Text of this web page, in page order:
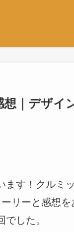
｜デザイ
ます！クルミ
リーと感想
した。